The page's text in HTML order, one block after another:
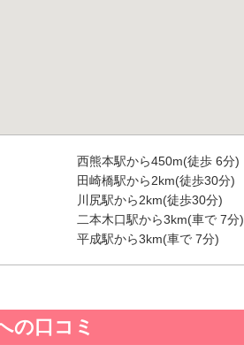
西熊本駅から450m(徒歩 6分)
田崎橋駅から2km(徒歩30分)
川尻駅から2km(徒歩30分)
二本木口駅から3km(車で 7分)
平成駅から3km(車で 7分)
の口コミ